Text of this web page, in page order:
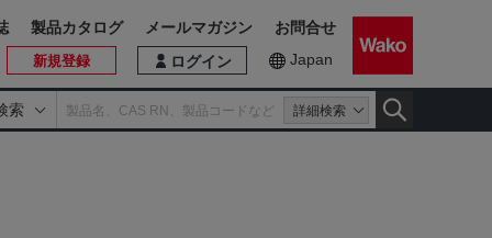
索 詳細検索
ログイン
新規登録 Japan
製品カタログ メールマガジン お問合せ